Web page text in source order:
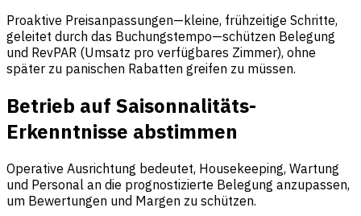
Proaktive Preisanpassungen—kleine, frühzeitige Schritte,
geleitet durch das Buchungstempo—schützen Belegung
und RevPAR (Umsatz pro verfügbares Zimmer), ohne
später zu panischen Rabatten greifen zu müssen.
Betrieb auf Saisonnalitäts-
Erkenntnisse abstimmen
Operative Ausrichtung bedeutet, Housekeeping, Wartung
und Personal an die prognostizierte Belegung anzupassen,
um Bewertungen und Margen zu schützen.